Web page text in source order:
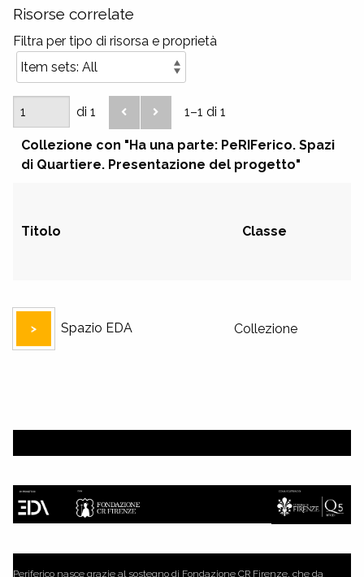
Risorse correlate
Filtra per tipo di risorsa e proprietà
di 1 1–1 di 1
Collezione con "Ha una parte: PeRIFerico. Spazi
di Quartiere. Presentazione del progetto"
Titolo Classe
Spazio EDA Collezione
Periferico nasce grazie al sostegno di Fondazione CR Firenze, che da